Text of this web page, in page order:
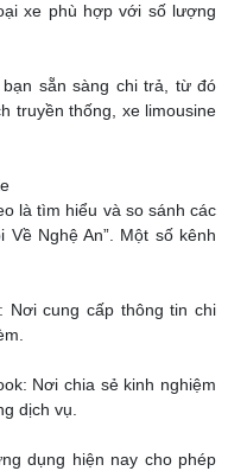
xe phù hợp với số lượng
sẵn sàng chi trả, từ đó
truyền thống, xe limousine
là tìm hiểu và so sánh các
Về Nghệ An”. Một số kênh
Nơi cung cấp thông tin chi
Nơi chia sẻ kinh nghiệm
dịch vụ.
dụng hiện nay cho phép